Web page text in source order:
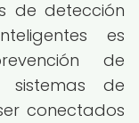
de detección
es
de
de
conectados